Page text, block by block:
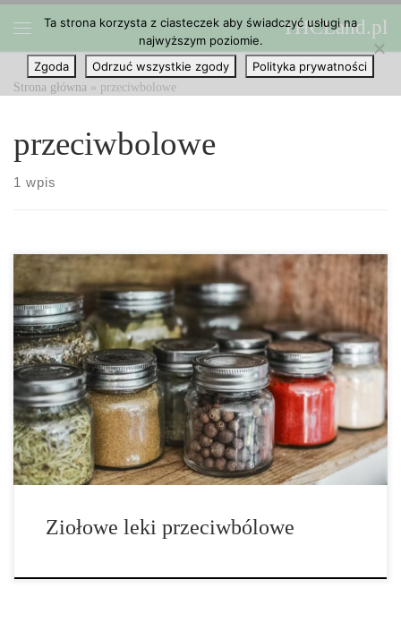
Przejdź do treści THCLand.pl
Strona główna » przeciwbolowe
przeciwbolowe
1 wpis
Czy znasz jakieś ziołowe leki przeciwbólowe? Nie? A jak powiemy
ci, że wiele z nich możesz znaleźć we własnym domu? •
Marihuana • Kapsaicyna • Kurkuma • Mentol • Imbir • Korzeń
waleriany • Koci Pazur • Boswellia • Kava […]
Ziołowe leki przeciwbólowe
Ta strona korzysta z ciasteczek aby świadczyć usługi na
najwyższym poziomie.
Zgoda
Odrzuć wszystkie zgody Polityka prywatności